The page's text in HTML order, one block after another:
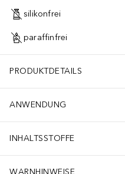
silikonfrei
paraffinfrei
PRODUKTDETAILS
ANWENDUNG
INHALTSSTOFFE